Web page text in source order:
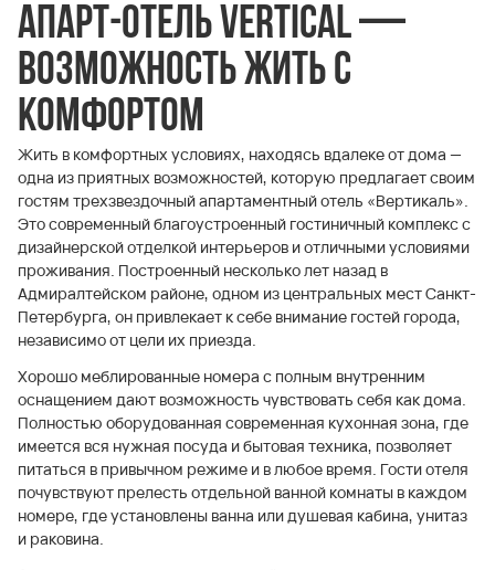
Апарт-отель Vertical —
возможность жить с
комфортом
Жить в комфортных условиях, находясь вдалеке от дома —
одна из приятных возможностей, которую предлагает своим
гостям трехзвездочный апартаментный отель «Вертикаль».
Это современный благоустроенный гостиничный комплекс с
дизайнерской отделкой интерьеров и отличными условиями
проживания. Построенный несколько лет назад в
Адмиралтейском районе, одном из центральных мест Санкт-
Петербурга, он привлекает к себе внимание гостей города,
независимо от цели их приезда.
Хорошо меблированные номера с полным внутренним
оснащением дают возможность чувствовать себя как дома.
Полностью оборудованная современная кухонная зона, где
имеется вся нужная посуда и бытовая техника, позволяет
питаться в привычном режиме и в любое время. Гости отеля
почувствуют прелесть отдельной ванной комнаты в каждом
номере, где установлены ванна или душевая кабина, унитаз
и раковина.